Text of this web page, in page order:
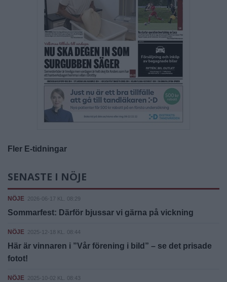
Fler E-tidningar
SENASTE I NÖJE
NÖJE 2026-06-17 KL. 08:29
Sommarfest: Därför bjussar vi gärna på vickning
NÖJE 2025-12-18 KL. 08:44
Här är vinnaren i ”Vår förening i bild” – se det prisade
fotot!
NÖJE 2025-10-02 KL. 08:43